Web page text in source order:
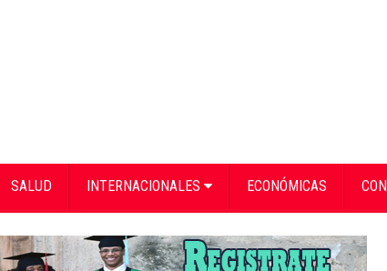
SALUD INTERNACIONALES ECONÓMICAS